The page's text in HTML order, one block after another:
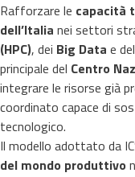
Rafforzare le capacità
dell’Italia nei settori
(HPC), dei Big Data e del
principale del Centro
integrare le risorse già
coordinato capace di
tecnologico.
Il modello adottato da
del mondo produttivo